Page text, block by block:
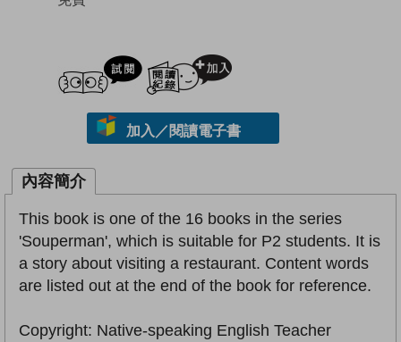
試閲
加入／閱讀電子書
內容簡介
This book is one of the 16 books in the series
'Souperman', which is suitable for P2 students. It is
a story about visiting a restaurant. Content words
are listed out at the end of the book for reference.
Copyright: Native-speaking English Teacher